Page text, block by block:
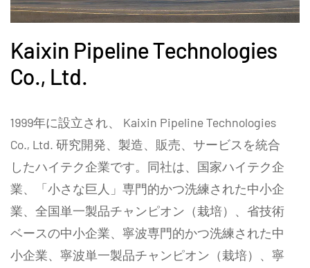
Kaixin Pipeline Technologies
Co., Ltd.
1999年に設立され、 Kaixin Pipeline Technologies
Co., Ltd. 研究開発、製造、販売、サービスを統合
したハイテク企業です。同社は、国家ハイテク企
業、「小さな巨人」専門的かつ洗練された中小企
業、全国単一製品チャンピオン（栽培）、省技術
ベースの中小企業、寧波専門的かつ洗練された中
小企業、寧波単一製品チャンピオン（栽培）、寧